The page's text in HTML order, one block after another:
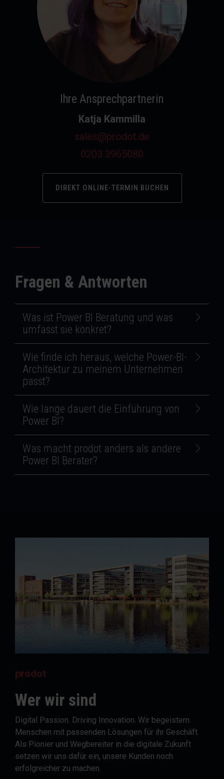
Ihre Ansprechpartnerin
Katja Kammilla
sales@prodot.de
0203 3965080
DIREKT ONLINE-TERMIN BUCHEN
Fragen & Antworten
Was ist Power BI Beratung und was
umfasst sie konkret?
Wie finde ich heraus, welche Power-BI-
Architektur zu meinem Unternehmen
passt?
Wie lange dauert die Einführung von
Power BI?
Was macht prodot anders als andere
Power BI Berater?
prodot
Wer wir sind
Digital Passion. Driving Innovation. Wir begeistern
Menschen mit passenden Lösungen für ihr Geschäft.
Als Pionier und Wegbereiter in die digitale Zukunft
setzen wir uns dafür ein, unsere Kunden noch
erfolgreicher zu machen.